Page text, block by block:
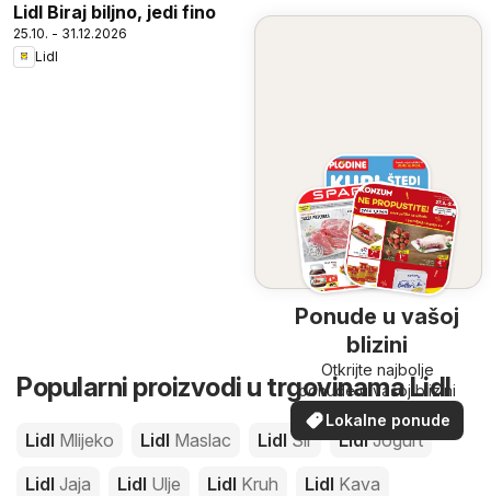
Lidl Biraj biljno, jedi fino
25.10. - 31.12.2026
Lidl
Ponude u vašoj
blizini
Otkrijte najbolje
ponude u vašoj blizini
Lokalne ponude
Popularni proizvodi u trgovinama Lidl
Lidl Mlijeko Lidl Maslac LidlSir LidlJogurt
Lidl Jaja Lidl Ulje Lidl Kruh Lidl Kava